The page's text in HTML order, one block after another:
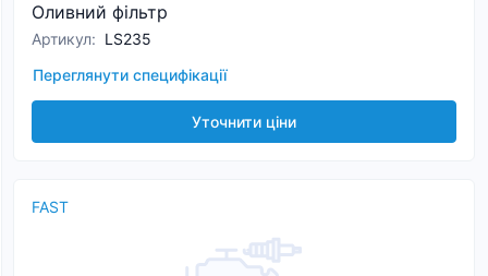
Оливний фільтр
Артикул: LS235
Переглянути специфікації
Уточнити ціни
FAST